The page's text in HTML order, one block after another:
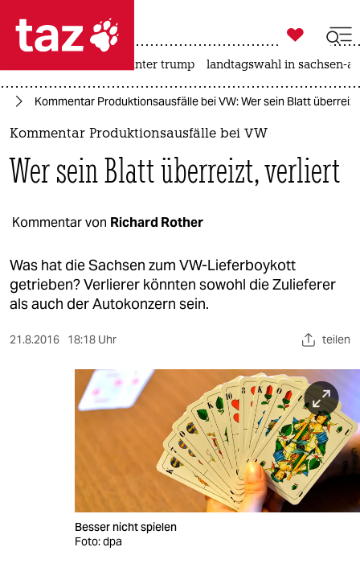
 taz zahl ich
taz zahl ich
politik
öko
gesellschaft
kultur
veranstaltungen

taz zahl ich
usa unter trump landtagswahl in sachsen-
Kommentar Produktionsausfälle bei VW: Wer sein Blatt
Kommentar Produktionsausfälle bei VW
Wer sein Blatt überreizt, verliert
Kommentar von Richard Rother
Was hat die Sachsen zum VW-Lieferboykott
getrieben? Verlierer könnten sowohl die Zulieferer
als auch der Autokonzern sein.
21.8.2016 18:18 Uhr teilen
Besser nicht spielen
Foto: dpa